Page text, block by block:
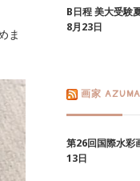
ま
B日程 美大受験
8月23日
画家
第26回国際水彩
13日